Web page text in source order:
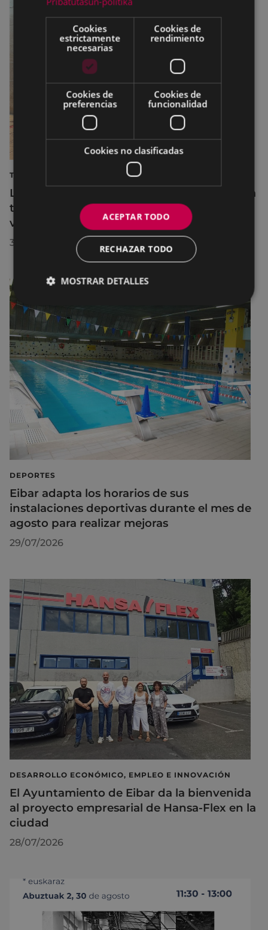
TURISMO
La diputada Azahara Domínguez destaca la
transformación turística de Eibar en su
visita a la localidad
30/07/2026
DEPORTES
Eibar adapta los horarios de sus
instalaciones deportivas durante el mes de
agosto para realizar mejoras
29/07/2026
DESARROLLO ECONÓMICO, EMPLEO E INNOVACIÓN
El Ayuntamiento de Eibar da la bienvenida
al proyecto empresarial de Hansa-Flex en la
ciudad
28/07/2026
Cookies
estrictamente
necesarias
Cookies de
rendimiento
Cookies de
preferencias
Cookies de
funcionalidad
Cookies no clasificadas
ACEPTAR TODO
RECHAZAR TODO
MOSTRAR DETALLES